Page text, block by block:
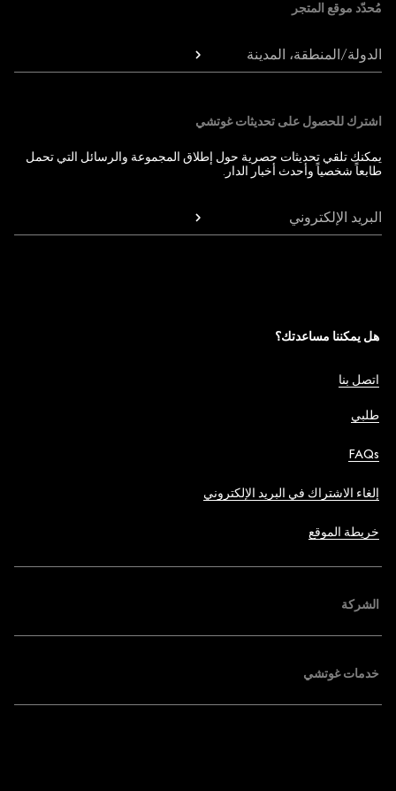
مُحدّد موقع المتجر
الدولة/المنطقة، المدينة
اشترك للحصول على تحديثات غوتشي
يمكنك تلقي تحديثات حصرية حول إطلاق المجموعة والرسائل التي تحمل
طابعاً شخصياً وأحدث أخبار الدار.
البريد الإلكتروني
هل يمكننا مساعدتك؟
اتصل بنا
طلبي
FAQs
إلغاء الاشتراك في البريد الإلكتروني
خريطة الموقع
الشركة
خدمات غوتشي